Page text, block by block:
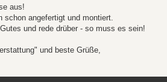
aus!
schon angefertigt und montiert.
und rede drüber - so muss es sein!
und beste Grüße,